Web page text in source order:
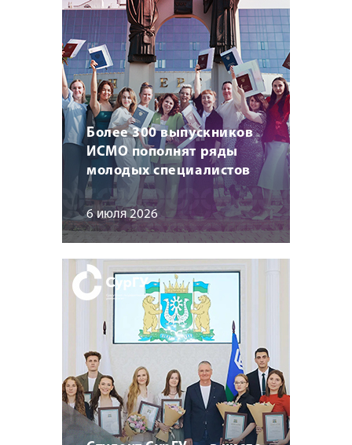
Более 300 выпускников
ИСМО пополнят ряды
молодых специалистов
6 июля 2026